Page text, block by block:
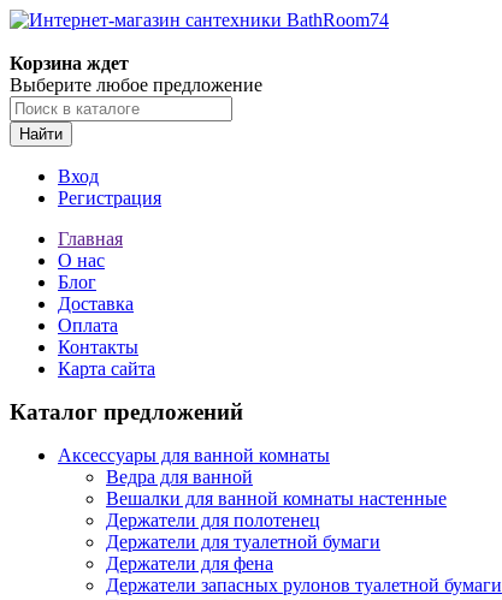
Корзина ждет
Выберите любое предложение
Найти
Вход
Регистрация
Главная
О нас
Блог
Доставка
Оплата
Контакты
Карта сайта
Каталог предложений
Аксессуары для ванной комнаты
Ведра для ванной
Вешалки для ванной комнаты настенные
Держатели для полотенец
Держатели для туалетной бумаги
Держатели для фена
Держатели запасных рулонов туалетной бумаги